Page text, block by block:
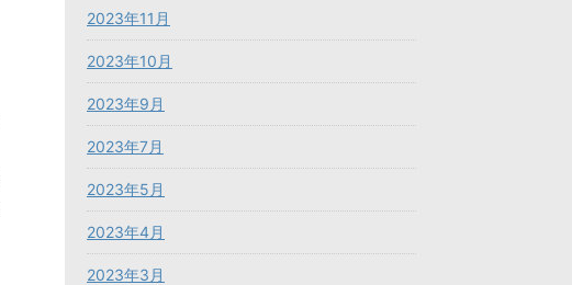
2023年11月
2023年10月
2023年9月
2023年7月
2023年5月
2023年4月
2023年3月